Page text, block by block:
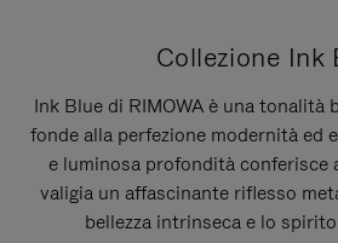
Collezione Ink
Ink Blue di RIMOWA è una tonalità
fonde alla perfezione modernità ed
e luminosa profondità conferisce
valigia un affascinante riflesso
bellezza intrinseca e lo